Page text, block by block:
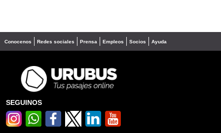
Conocenos Redes sociales Prensa Empleos Socios Ayuda
SEGUINOS